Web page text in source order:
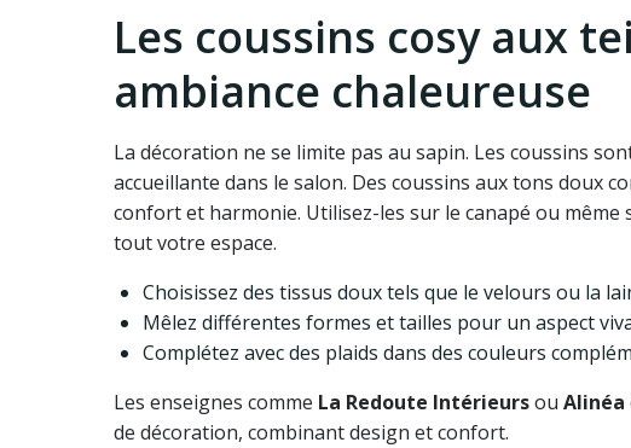
Les coussins cosy aux
ambiance chaleureuse
La décoration ne se limite pas au sapin. Les coussins
accueillante dans le salon. Des coussins aux tons doux
confort et harmonie. Utilisez-les sur le canapé ou
tout votre espace.
Choisissez des tissus doux tels que le velours ou la
Mêlez différentes formes et tailles pour un aspect
Complétez avec des plaids dans des couleurs
Les enseignes comme La Redoute Intérieursou Alinéa
de décoration, combinant design et confort.